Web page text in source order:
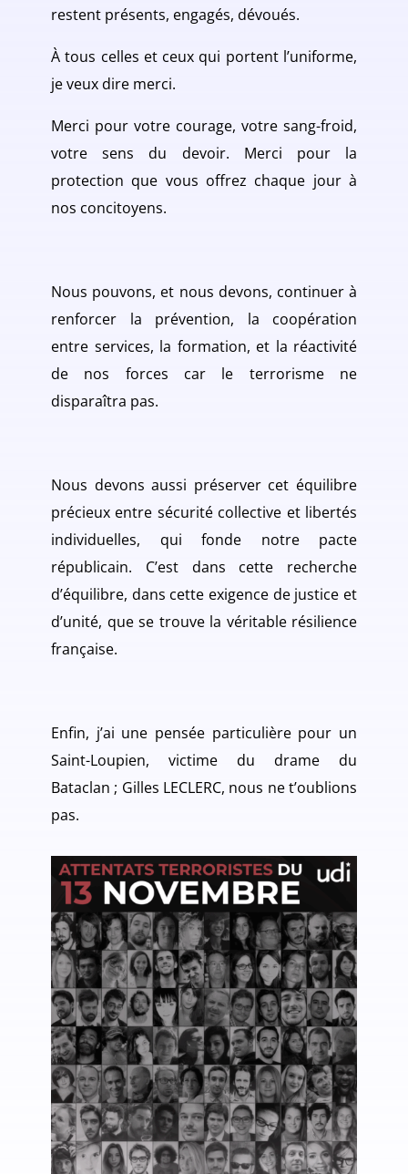
restent présents, engagés, dévoués.
À tous celles et ceux qui portent l’uniforme,
je veux dire merci.
Merci pour votre courage, votre sang-froid,
votre sens du devoir. Merci pour la
protection que vous offrez chaque jour à
nos concitoyens.
Nous pouvons, et nous devons, continuer à
renforcer la prévention, la coopération
entre services, la formation, et la réactivité
de nos forces car le terrorisme ne
disparaîtra pas.
Nous devons aussi préserver cet équilibre
précieux entre sécurité collective et libertés
individuelles, qui fonde notre pacte
républicain. C’est dans cette recherche
d’équilibre, dans cette exigence de justice et
d’unité, que se trouve la véritable résilience
française.
Enfin, j’ai une pensée particulière pour un
Saint-Loupien, victime du drame du
Bataclan ; Gilles LECLERC, nous ne t’oublions
pas.